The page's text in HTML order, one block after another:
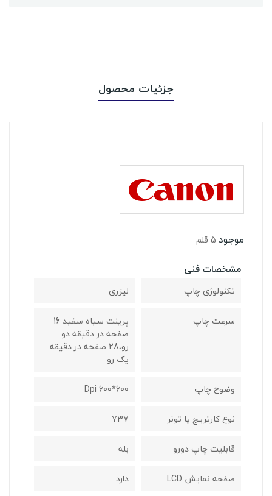
جزئیات محصول
موجود 5 قلم
مشخصات فنی
تکنولوژی چاپ
لیزری
سرعت چاپ
پرینت سیاه سفید 16
صفحه در دقیقه دو
رو،28 صفحه در دقیقه
یک رو
وضوح چاپ
600*600 Dpi
نوع کارتریج یا تونر
737
قابلیت چاپ دورو
بله
صفحه نمایش LCD
دارد